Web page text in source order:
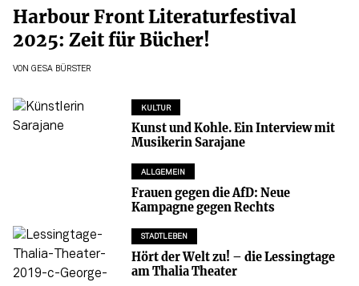
Harbour Front Literaturfestival
2025: Zeit für Bücher!
VON GESA BÜRSTER
KULTUR
Kunst und Kohle. Ein Interview mit
Musikerin Sarajane
ALLGEMEIN
Frauen gegen die AfD: Neue
Kampagne gegen Rechts
STADTLEBEN
Hört der Welt zu! – die Lessingtage
am Thalia Theater